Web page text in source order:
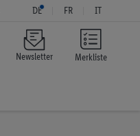
Merkliste
DE FR IT
Newsletter